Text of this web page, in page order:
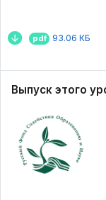
pdf 93.06 КБ
Выпуск этого